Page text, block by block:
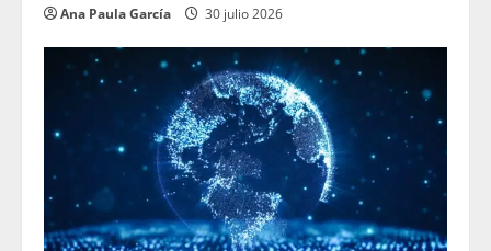
Ana Paula García 30 julio 2026